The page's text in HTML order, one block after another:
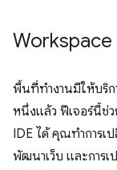
Workspace
พื้นที่ทำงานมีให้บริก
หนึ่งแล้ว ฟีเจอร์นี้ช่
IDE ได้ คุณทำการเ
พัฒนาเว็บ และการเ